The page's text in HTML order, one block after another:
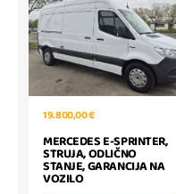
19.800,00 €
MERCEDES E-SPRINTER,
STRUJA, ODLIČNO
STANJE, GARANCIJA NA
VOZILO